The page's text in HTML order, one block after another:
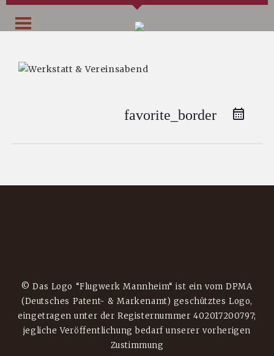
favorite_border
© Das Logo “Flugwerk Mannheim“ ist ein vom DPMA
(Deutsches Patent- & Markenamt) geschütztes Logo,
eingetragen unter der Registernummer 402017200797;
jegliche Veröffentlichung bedarf unserer vorherigen
Zustimmung